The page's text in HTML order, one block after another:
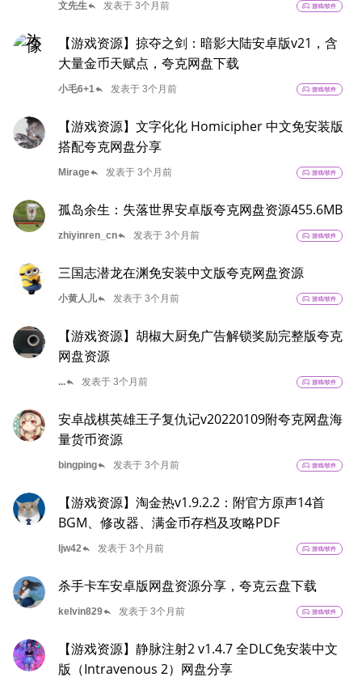
文先生reply 发表于 3个月前 sports_esports 游戏/软件
【游戏资源】掠夺之剑：暗影大陆安卓版v21，含
大量金币天赋点，夸克网盘下载
小毛6+1reply 发表于 3个月前 sports_esports 游戏/软件
【游戏资源】文字化化 Homicipher 中文免安装版
搭配夸克网盘分享
Miragereply 发表于 3个月前 sports_esports 游戏/软件
孤岛余生：失落世界安卓版夸克网盘资源455.6MB
zhiyinren_cnreply 发表于 3个月前 sports_esports 游戏/软件
三国志潜龙在渊免安装中文版夸克网盘资源
小黄人儿reply 发表于 3个月前 sports_esports 游戏/软件
【游戏资源】胡椒大厨免广告解锁奖励完整版夸克
网盘资源
...reply 发表于 3个月前 sports_esports 游戏/软件
安卓战棋英雄王子复仇记v20220109附夸克网盘海
量货币资源
bingpingreply 发表于 3个月前 sports_esports 游戏/软件
【游戏资源】淘金热v1.9.2.2：附官方原声14首
BGM、修改器、满金币存档及攻略PDF
ljw42reply 发表于 3个月前 sports_esports 游戏/软件
杀手卡车安卓版网盘资源分享，夸克云盘下载
kelvin829reply 发表于 3个月前 sports_esports 游戏/软件
【游戏资源】静脉注射2 v1.4.7 全DLC免安装中文
版（Intravenous 2）网盘分享